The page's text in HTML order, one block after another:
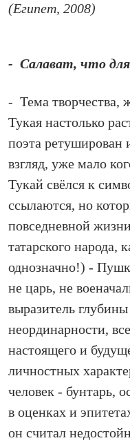
(Египет, 2008)
- Салават, что для
- Тема творчества,
Тукая настолько
поэта ретуширован
взгляд, уже мало
Тукай свёлся к
ссылаются, но
повседневной
татарского народа,
однозначно!) -
не царь, не
выразитель
неординарности,
настоящего и
личностных
человек - бунтарь,
в оценках и
он считал